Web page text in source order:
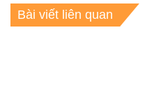
Bài viết liên quan